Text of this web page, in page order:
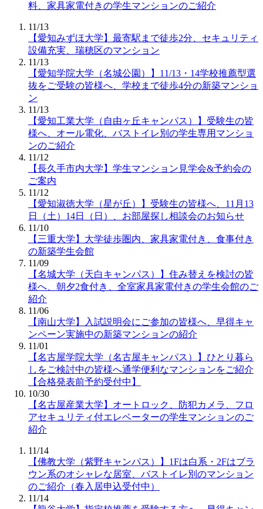
料、家具家電付きの学生マンションのご紹介
11/13
【愛知みずほ大学】最寄駅まで徒歩2分、セキュリティ
設備充実、瑞穂区のマンション
11/13
【愛知学院大学（名城公園）】11/13・14学校推薦型選
抜をご受験の皆様へ、学校まで徒歩4分の新築マンショ
ン
11/13
【愛知工業大学（自由ヶ丘キャンパス）】受験生の皆
様へ、オール電化、バストイレ別の学生専用マンショ
ンのご紹介
11/12
【長久手市内大学】学生マンション見学会&予約会の
ご案内
11/12
【愛知淑徳大学（星が丘）】受験生の皆様へ、11月13
日（土）14日（日）、お部屋探し相談会のお知らせ
11/10
【三重大学】大学徒歩圏内、家具家電付き、食事付き
の新築学生会館
11/09
【名城大学（天白キャンパス）】住み替えを検討の皆
様へ、朝夕2食付き、全室家具家電付きの学生会館のご
紹介
11/06
【南山大学】入試説明会にご参加の皆様へ、早得キャ
ンペーン実施中の新築マンションの紹介
11/01
【名古屋学院大学（名古屋キャンパス）】ひとり暮ら
しをご検討中の皆様へ通学便利なマンションをご紹介
【合格発表前予約受付中】
10/30
【名古屋産業大学】オートロック、防犯カメラ、フロ
アセキュリティ付エレベーターの学生マンションのご
紹介
11/14
【佛教大学（紫野キャンパス）】1Fは白系・2Fはブラ
ウン系のオシャレな居室、バストイレ別のマンション
のご紹介（春入居申込受付中）
11/14